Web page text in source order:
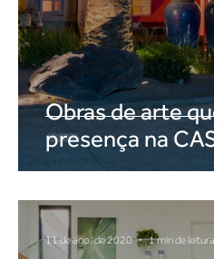
Obras de arte
presença na
11 de ago. de 2020 1 min de leitura